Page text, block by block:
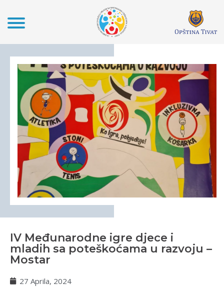
IV Međunarodne igre djece i
mladih sa poteškoćama u razvoju –
Mostar
27 Aprila, 2024